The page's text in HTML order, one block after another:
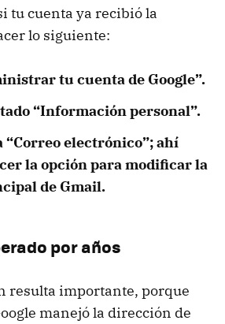
tu cuenta ya recibió la
lo siguiente:
tu cuenta de Google”.
“Información personal”.
“Correo electrónico”; ahí
la opción para modificar la
de Gmail.
por años
resulta importante, porque
manejó la dirección de